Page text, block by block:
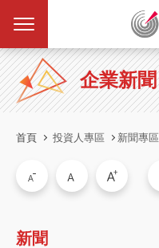
企業新聞
首頁 投資人專區 新聞專區
新聞